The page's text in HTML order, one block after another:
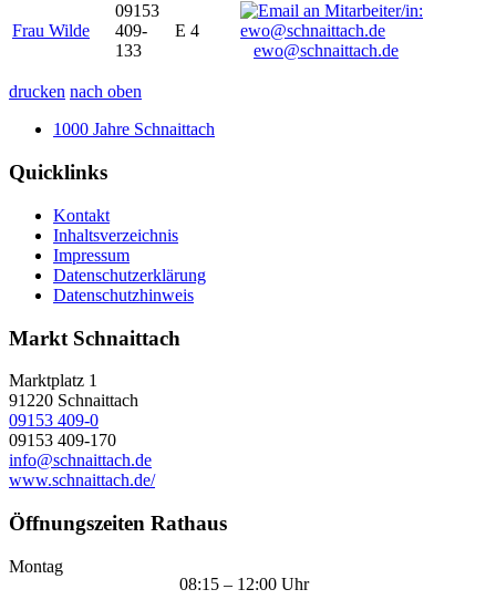
Frau Wilde
09153
409-
133
E 4
ewo@schnaittach.de
drucken nach oben
1000 Jahre Schnaittach
Quicklinks
Kontakt
Inhaltsverzeichnis
Impressum
Datenschutzerklärung
Datenschutzhinweis
Markt Schnaittach
Marktplatz 1
91220 Schnaittach
09153 409-0
09153 409-170
info@schnaittach.de
www.schnaittach.de/
Öffnungszeiten Rathaus
Montag
08:15 – 12:00 Uhr